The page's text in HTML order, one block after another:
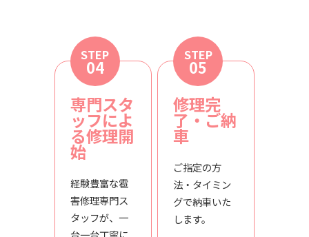
STEP
04
専門スタ
ッフによ
る修理開
始
経験豊富な雹
害修理専門ス
タッフが、一
STEP
05
修理完
了・ご納
車
ご指定の方
法・タイミン
グで納車いた
します。